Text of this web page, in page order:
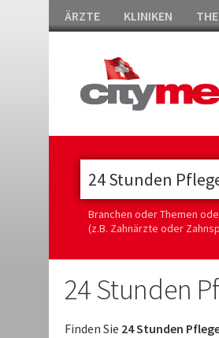
ÄRZTE KLINIKEN
Branchen oder Themen
(z.B. Zahnärzte oder
24 Stunden
Finden Sie 24 Stunden